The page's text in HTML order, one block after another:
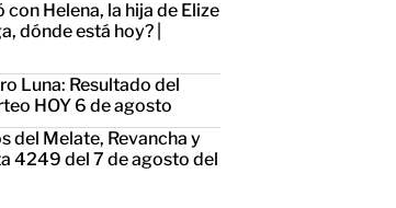
con Helena, la hija de Elize
dónde está hoy? |
Luna: Resultado del
HOY 6 de agosto
del Melate, Revancha y
4249 del 7 de agosto del